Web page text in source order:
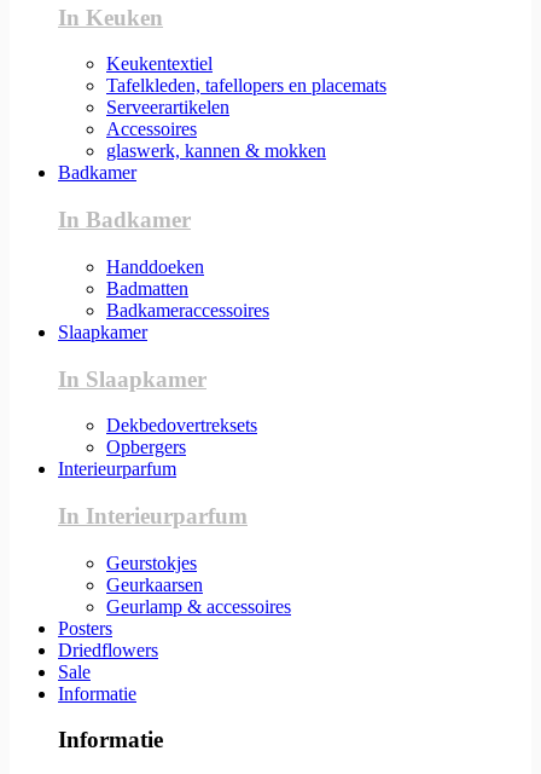
In Keuken
Keukentextiel
Tafelkleden, tafellopers en placemats
Serveerartikelen
Accessoires
glaswerk, kannen & mokken
Badkamer
In Badkamer
Handdoeken
Badmatten
Badkameraccessoires
Slaapkamer
In Slaapkamer
Dekbedovertreksets
Opbergers
Interieurparfum
In Interieurparfum
Geurstokjes
Geurkaarsen
Geurlamp & accessoires
Posters
Driedflowers
Sale
Informatie
Informatie